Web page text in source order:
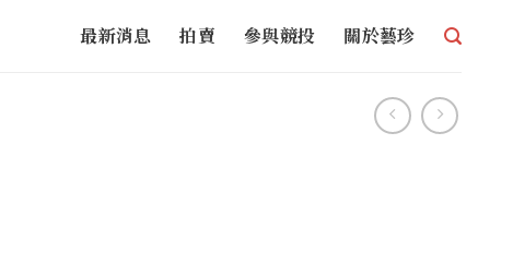
最新消息 拍賣 參與競投 關於藝珍